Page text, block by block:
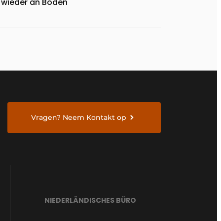
wieder an Boden
Vragen? Neem Kontakt op
NIEDERLÄNDISCHES BÜRO